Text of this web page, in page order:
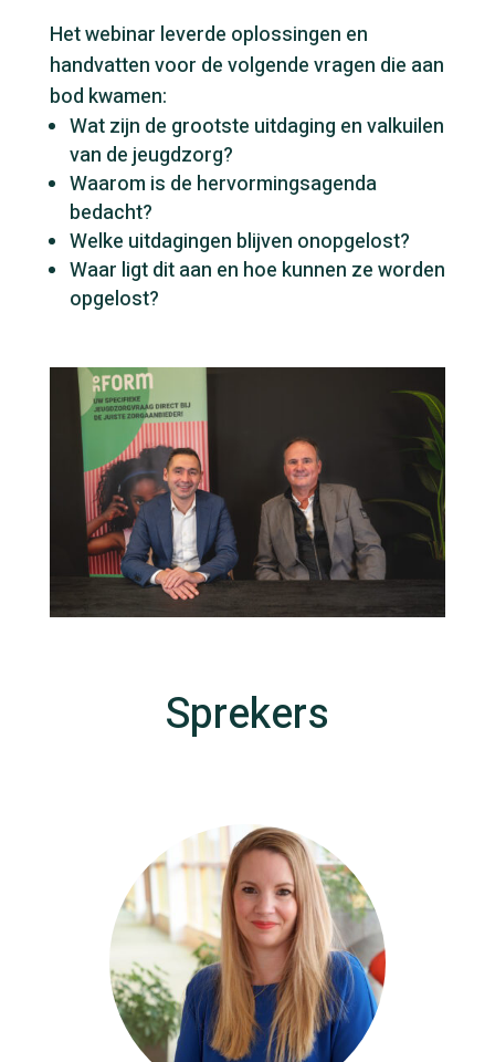
Het webinar leverde oplossingen en
handvatten voor de volgende vragen die aan
bod kwamen:
Wat zijn de grootste uitdaging en valkuilen
van de jeugdzorg?
Waarom is de hervormingsagenda
bedacht?
Welke uitdagingen blijven onopgelost?
Waar ligt dit aan en hoe kunnen ze worden
opgelost?
Sprekers